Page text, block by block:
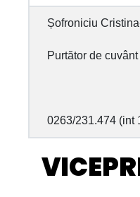
Șofroniciu
Purtător de cuvânt
0263/231.474 (int